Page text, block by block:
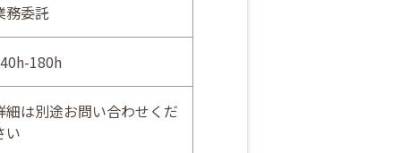
務委託
180h
細は別途お問い合わせくだ
い